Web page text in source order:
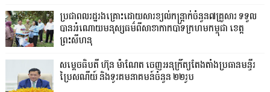
ប្រជាពលរដ្ឋរងគ្រោះដោយសារខ្យល់កន្ត្រាក់ចំនួន៧គ្រួសារ ទទួល
បានអំណោយមនុស្សធម៌ពីសាខាកាកបាទក្រហមកម្ពុជា ខេត្ត
ព្រះសីហនុ
សម្តេចធិបតី ហ៊ុន ម៉ាណែត ចេញអនុក្រឹត្យតែងតាំងប្រធានមន្ទីរ
ប្រៃសណីយ៍ និងទូរគមនាគមន៍ចំនួន ២២រូប